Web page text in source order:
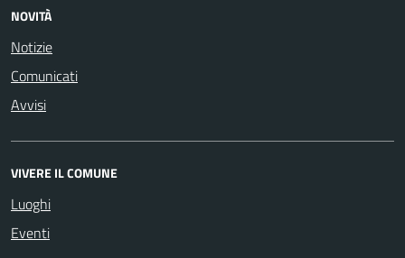
NOVITÀ
Notizie
Comunicati
Avvisi
VIVERE IL COMUNE
Luoghi
Eventi